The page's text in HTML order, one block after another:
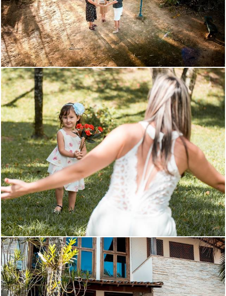
1185 50
1273 45